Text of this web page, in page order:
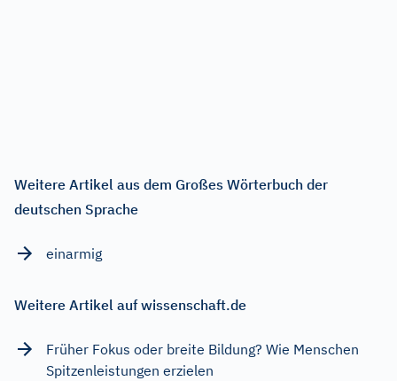
Weitere Artikel aus dem Großes Wörterbuch der
deutschen Sprache
einarmig
Weitere Artikel auf wissenschaft.de
Früher Fokus oder breite Bildung? Wie Menschen
Spitzenleistungen erzielen